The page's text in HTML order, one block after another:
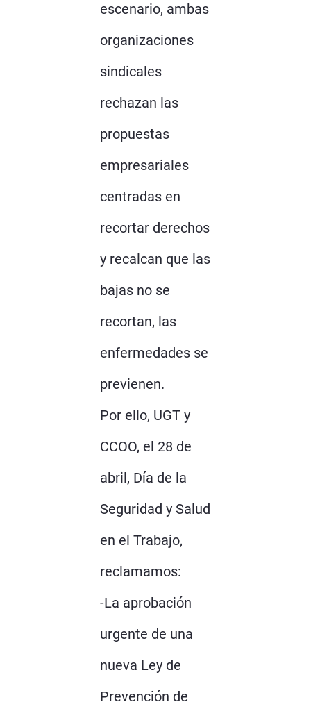
escenario, ambas
organizaciones
sindicales
rechazan las
propuestas
empresariales
centradas en
recortar derechos
y recalcan que las
bajas no se
recortan, las
enfermedades se
previenen.
Por ello, UGT y
CCOO, el 28 de
abril, Día de la
Seguridad y Salud
en el Trabajo,
reclamamos:
-La aprobación
urgente de una
nueva Ley de
Prevención de